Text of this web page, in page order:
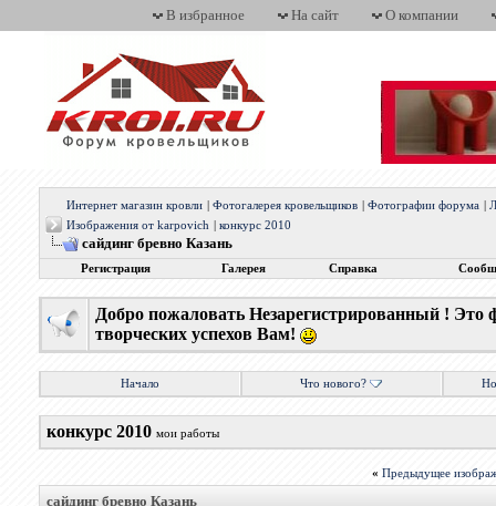
В избранное На сайт О компании
Интернет магазин кровли Фотогалерея кровельщиков Фотографии форума
Изображения от karpovich
конкурс 2010
сайдинг бревно Казань
Регистрация Галерея Справка
Добро пожаловать Незарегистрированный !
творческих успехов Вам!
Начало Что нового?
конкурс 2010 мои работы
« Предыдущее
сайдинг бревно Казань